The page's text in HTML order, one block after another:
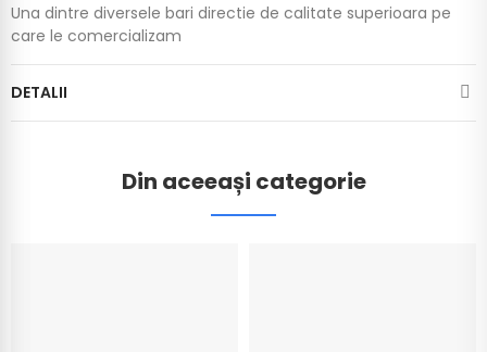
Una dintre diversele bari directie de calitate superioara pe
care le comercializam
DETALII
Din aceeași categorie